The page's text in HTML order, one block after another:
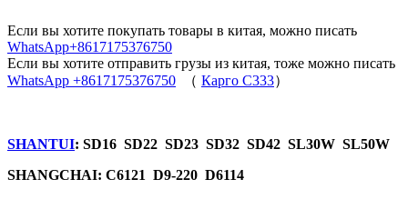
Если вы хотите покупать товары в китая, можно писать
WhatsApp+8617175376750
Если вы хотите отправить грузы из китая, тоже можно писать
WhatsApp +8617175376750 （ Карго C333）
SHANTUI: SD16 SD22 SD23 SD32 SD42 SL30W SL50W
SHANGCHAI: C6121 D9-220 D6114